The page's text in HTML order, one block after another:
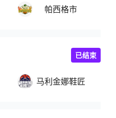
帕西格市
马利金娜鞋匠
已结束